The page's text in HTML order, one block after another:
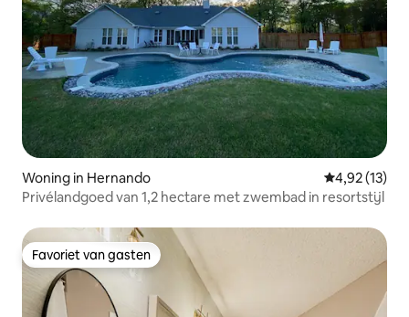
Woning in Hernando Gemiddelde
4,92 (13)
Privélandgoed van 1,2 hectare met zwembad in resortstijl
Favoriet van gasten
Favoriet van gasten